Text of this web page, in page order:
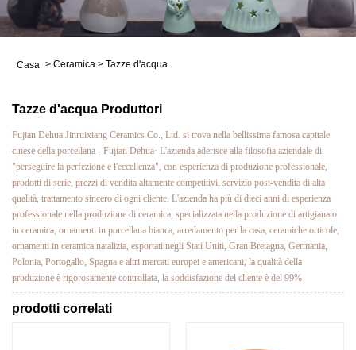
Casa > Ceramica > Tazze d'acqua
Tazze d'acqua Produttori
Fujian Dehua Jinruixiang Ceramics Co., Ltd. si trova nella bellissima famosa capitale
cinese della porcellana - Fujian Dehua· L'azienda aderisce alla filosofia aziendale di
"perseguire la perfezione e l'eccellenza", con esperienza di produzione professionale,
prodotti di serie, prezzi di vendita altamente competitivi, servizio post-vendita di alta
qualità, trattamento sincero di ogni cliente. L'azienda ha più di dieci anni di esperienza
professionale nella produzione di ceramica, specializzata nella produzione di artigianato
in ceramica, ornamenti in porcellana bianca, arredamento per la casa, ceramiche orticole,
ornamenti in ceramica natalizia, esportati negli Stati Uniti, Gran Bretagna, Germania,
Polonia, Portogallo, Spagna e altri mercati europei e americani, la qualità della
produzione è rigorosamente controllata, la soddisfazione del cliente è del 99%
prodotti correlati